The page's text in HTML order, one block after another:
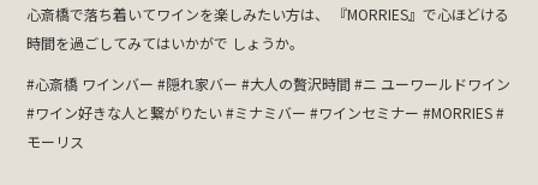
心斎橋で落ち着いてワインを楽しみたい方は、 『MORRIES』で心ほどける
時間を過ごしてみてはいかがで しょうか。
#心斎橋 ワインバー #隠れ家バー #大人の贅沢時間 #ニ ユーワールドワイン
#ワイン好きな人と繋がりたい #ミナミバー #ワインセミナー #MORRIES #
モーリス